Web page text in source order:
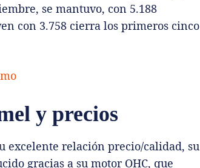
se mantuvo, con 5.188
con 3.758 cierra los primeros cinco
y precios
excelente relación precio/calidad, su
gracias a su motor OHC, que